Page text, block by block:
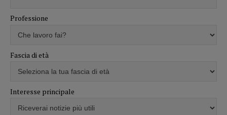
Professione
Fascia di età
Interesse principale